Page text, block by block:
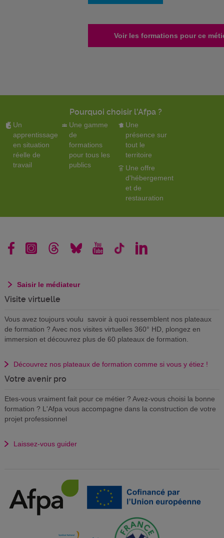
Voir les formations pour ce
Pourquoi choisir l'Afpa ?
Un
apprentissage
en situation
réelle de
travail
Une gamme
de
formations
pour tous les
publics
Une
présence sur
tout le
territoire
Une offre
d'hébergement
et de
restauration
Saisir le médiateur
Visite virtuelle
Vous avez toujours voulu savoir à quoi ressemblent nos plateaux
de formation ? Avec nos visites virtuelles 360° HD, plongez en
immersion et découvrez plus de 60 plateaux de formation.
Découvrez nos plateaux de formation comme si vous y étiez !
Votre avenir pro
Etes-vous vraiment fait pour ce métier ? Avez-vous choisi la bonne
formation ? L'Afpa vous accompagne dans la construction de votre
projet professionnel
Laissez-vous guider